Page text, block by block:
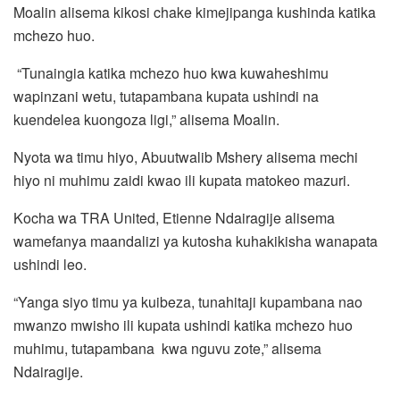
Moalin alisema kikosi chake kimejipanga kushinda katika
mchezo huo.
“Tunaingia katika mchezo huo kwa kuwaheshimu
wapinzani wetu, tutapambana kupata ushindi na
kuendelea kuongoza ligi,” alisema Moalin.
Nyota wa timu hiyo, Abuutwalib Mshery alisema mechi
hiyo ni muhimu zaidi kwao ili kupata matokeo mazuri.
Kocha wa TRA United, Etienne Ndairagije alisema
wamefanya maandalizi ya kutosha kuhakikisha wanapata
ushindi leo.
“Yanga siyo timu ya kuibeza, tunahitaji kupambana nao
mwanzo mwisho ili kupata ushindi katika mchezo huo
muhimu, tutapambana kwa nguvu zote,” alisema
Ndairagije.